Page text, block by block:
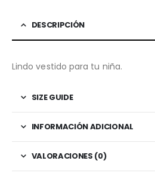
DESCRIPCIÓN
Lindo vestido para tu niña.
SIZE GUIDE
INFORMACIÓN ADICIONAL
VALORACIONES (0)